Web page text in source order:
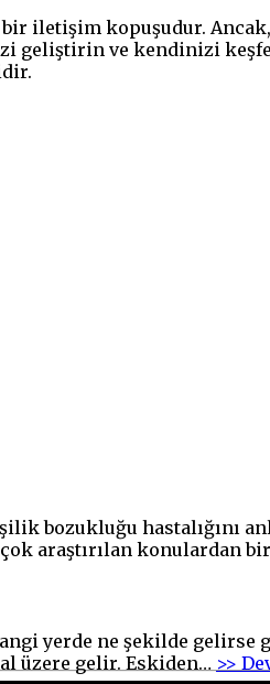
iletişim kopuşudur.
geliştirin ve kendinizi
bozukluğu hastalığını
araştırılan konulardan
yerde ne şekilde
üzere gelir. Eskiden… >>